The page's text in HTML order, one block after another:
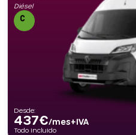
Diésel
Desde:
437€/mes+IVA
Todo incluido